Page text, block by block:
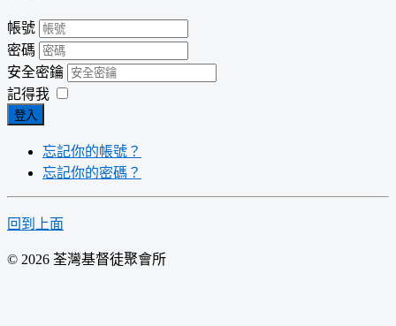
帳號
密碼
安全密鑰
記得我
登入
忘記你的帳號？
忘記你的密碼？
回到上面
© 2026 荃灣基督徒聚會所